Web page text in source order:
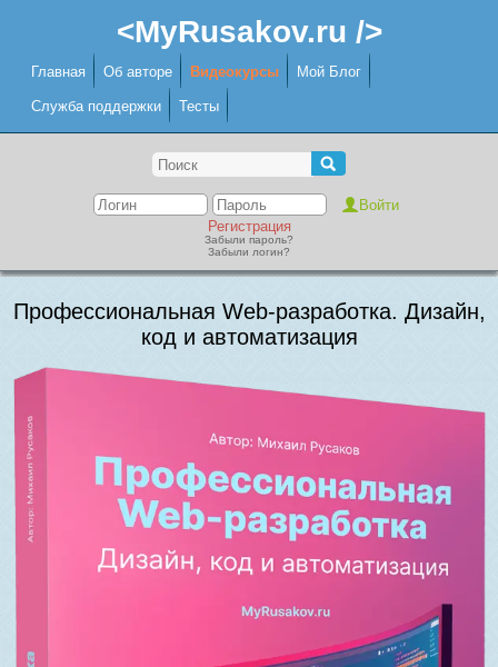
<MyRusakov.ru />
Главная Об авторе Видеокурсы Мой Блог
Служба поддержки Тесты
Регистрация
Забыли пароль?
Забыли логин?
Профессиональная Web-разработка. Дизайн,
код и автоматизация